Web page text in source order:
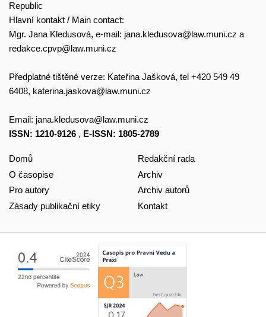
Republic
Hlavní kontakt / Main contact:
Mgr. Jana Kledusová, e-mail: jana.kledusova@law.muni.cz a
redakce.cpvp@law.muni.cz
Předplatné tištěné verze: Kateřina Jašková, tel +420 549 49
6408, katerina.jaskova@law.muni.cz
Email: jana.kledusova@law.muni.cz
ISSN: 1210-9126 , E-ISSN: 1805-2789
Domů
O časopise
Pro autory
Zásady publikační etiky
Redakční rada
Archiv
Archiv autorů
Kontakt